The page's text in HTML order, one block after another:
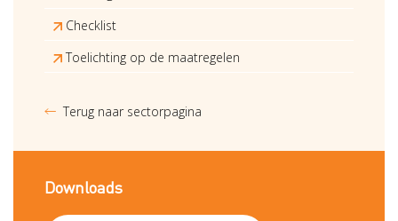
Checklist
Toelichting op de maatregelen
Terug naar sectorpagina
Downloads